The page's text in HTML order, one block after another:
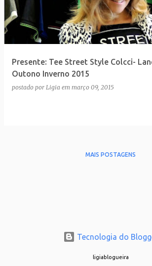
Presente: Tee Street Style Colcci-
Outono Inverno 2015
postado por Ligia em março 09, 2015
MAIS POSTAGENS
Tecnologia do
ligiablogueira